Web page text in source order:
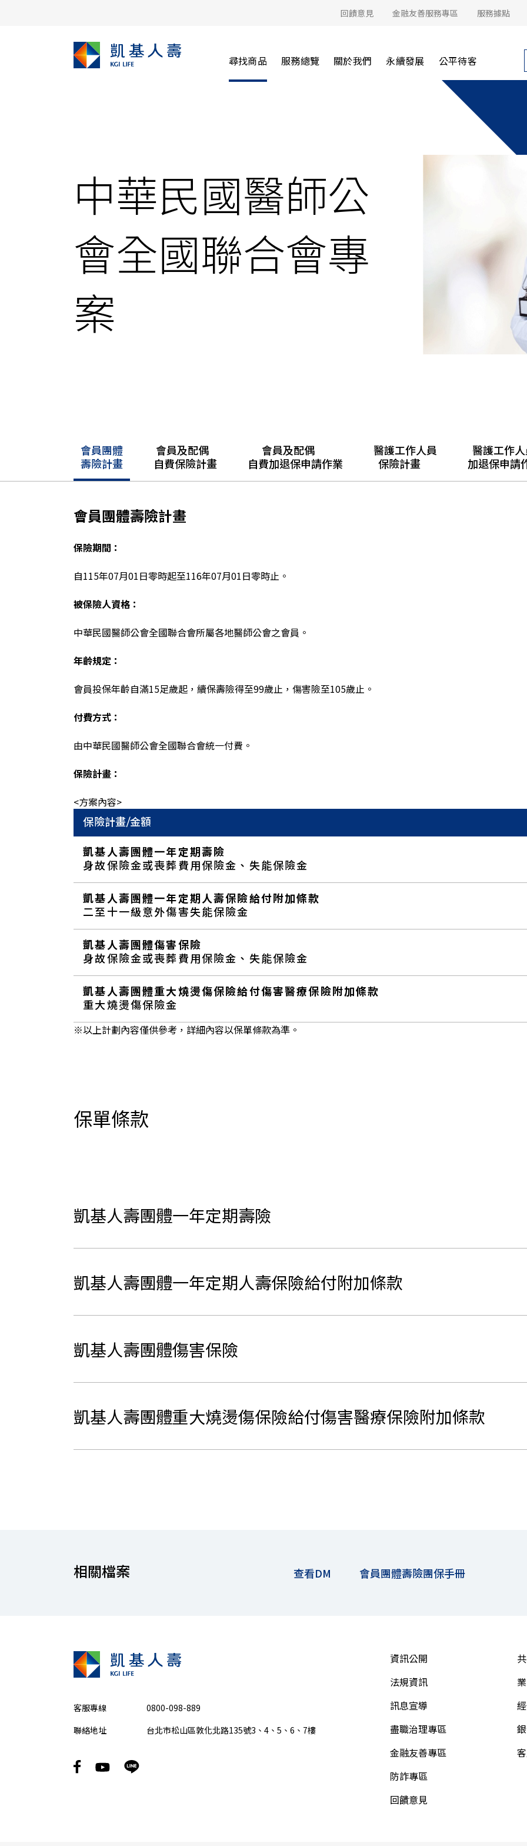
回饋意見 金融友善服務專區 服務據點
尋找商品 服務總覽 關於我們 永續發展 公平待客
中華民國醫師公
會全國聯合會專
案
會員團體
壽險計畫
會員及配偶
自費保險計畫
會員及配偶
自費加退保申請作業
醫護工作人員
保險計畫
醫護工作
加退保申請
會員團體壽險計畫
保險期間：
自115年07月01日零時起至116年07月01日零時止。
被保險人資格：
中華民國醫師公會全國聯合會所屬各地醫師公會之會員。
年齡規定：
會員投保年齡自滿15足歲起，續保壽險得至99歲止，傷害險至105歲止。
付費方式：
由中華民國醫師公會全國聯合會統一付費。
保險計畫：
<方案內容>
保險計畫/金額
凱基人壽團體一年定期壽險
身故保險金或喪葬費用保險金、失能保險金
凱基人壽團體一年定期人壽保險給付附加條款
二至十一級意外傷害失能保險金
凱基人壽團體傷害保險
身故保險金或喪葬費用保險金、失能保險金
凱基人壽團體重大燒燙傷保險給付傷害醫療保險附加條款
重大燒燙傷保險金
※以上計劃內容僅供參考，詳細內容以保單條款為準。
保單條款
凱基人壽團體一年定期壽險
凱基人壽團體一年定期人壽保險給付附加條款
凱基人壽團體傷害保險
凱基人壽團體重大燒燙傷保險給付傷害醫療保險附加條款
相關檔案 查看DM 會員團體壽險團保手冊
客服專線
0800-098-889
聯絡地址
台北市松山區敦化北路135號3、4、5、6、7樓
資訊公開
法規資訊
訊息宣導
盡職治理專區
金融友善專區
防詐專區
回饋意見